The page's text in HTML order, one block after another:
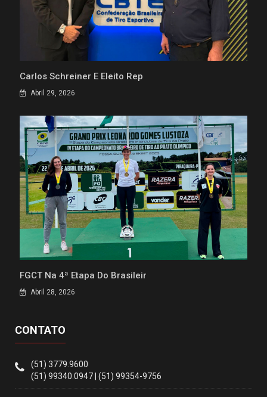
Carlos Schreiner É Eleito Rep
Abril 29, 2026
FGCT Na 4ª Etapa Do Brasileir
Abril 28, 2026
CONTATO
(51) 3779.9600
(51) 99340.0947 | (51) 99354-9756